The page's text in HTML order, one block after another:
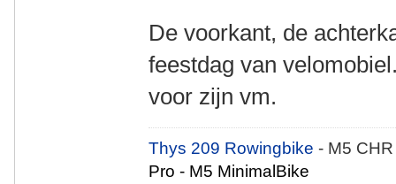
De voorkant, de
feestdag van
voor zijn vm.
Thys 209 Rowingbike- M5
Pro - M5 MinimalBike